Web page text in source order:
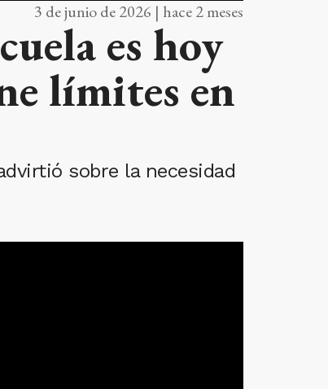
3 de junio de 2026 | hace 2 meses
es hoy
límites en
sobre la necesidad